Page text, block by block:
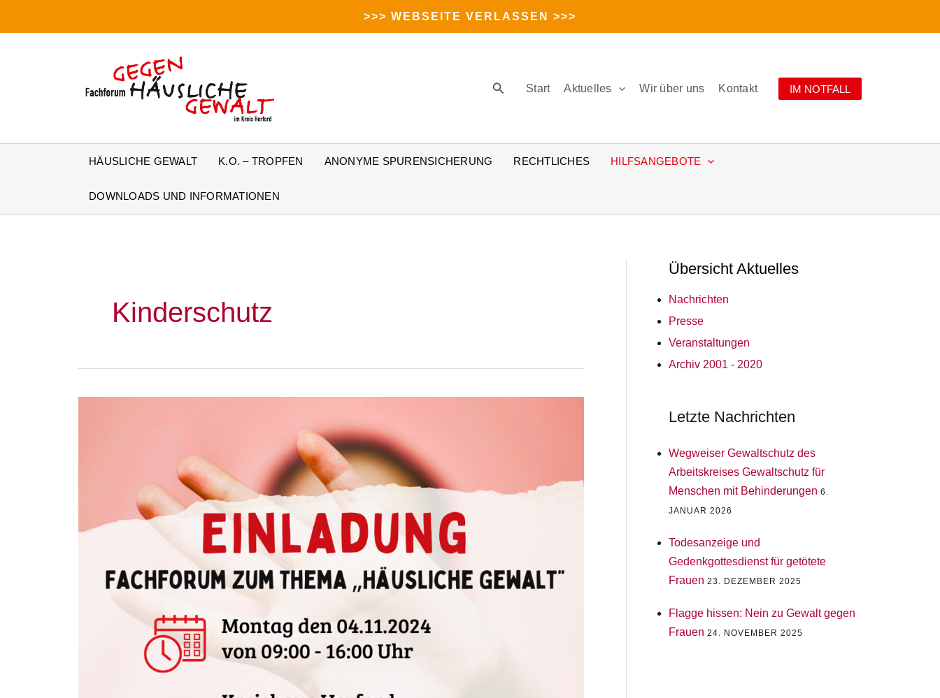
>>> WEBSEITE VERLASSEN >>>
SuchenStart Aktuelles Wir über uns Kontakt IM NOTFALL
HÄUSLICHE GEWALT K.O. – TROPFEN ANONYME SPURENSICHERUNG RECHTLICHES HILFSANGEBOTE
DOWNLOADS UND INFORMATIONEN
Kinderschutz
Übersicht Aktuelles
Nachrichten
Presse
Veranstaltungen
Archiv 2001 - 2020
Letzte Nachrichten
Wegweiser Gewaltschutz des
Arbeitskreises Gewaltschutz für
Menschen mit Behinderungen 6.
JANUAR 2026
Todesanzeige und
Gedenkgottesdienst für getötete
Frauen 23. DEZEMBER 2025
Flagge hissen: Nein zu Gewalt gegen
Frauen 24. NOVEMBER 2025